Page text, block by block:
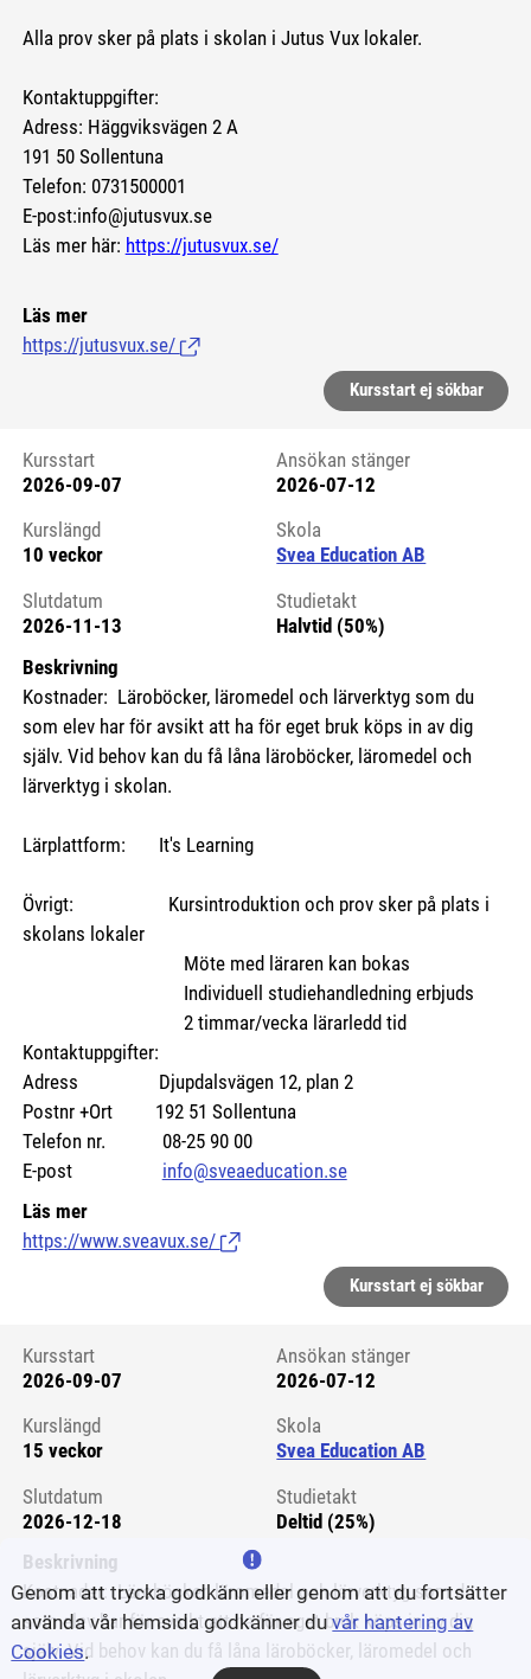
Alla prov sker på plats i skolan i Jutus Vux lokaler.
Kontaktuppgifter:
Adress: Häggviksvägen 2 A
191 50 Sollentuna
Telefon: 0731500001
E-post:info@jutusvux.se
Läs mer här: https://jutusvux.se/
Läs mer
https://jutusvux.se/ (Länk till extern sida.)
Kursstart ej sökbar
Kursstart 6215997
Kursstart
2026-09-07
Ansökan stänger
2026-07-12
Kurslängd
10 veckor
Skola
Svea Education AB
Slutdatum
2026-11-13
Studietakt
Halvtid (50%)
Beskrivning
Kostnader: Läroböcker, läromedel och lärverktyg som du
som elev har för avsikt att ha för eget bruk köps in av dig
själv. Vid behov kan du få låna läroböcker, läromedel och
lärverktyg i skolan.
Lärplattform: It's Learning
Övrigt: Kursintroduktion och prov sker på plats i
skolans lokaler
Möte med läraren kan bokas
Individuell studiehandledning erbjuds
2 timmar/vecka lärarledd tid
Kontaktuppgifter:
Adress Djupdalsvägen 12, plan 2
Postnr +Ort 192 51 Sollentuna
Telefon nr. 08-25 90 00
E-post info@sveaeducation.se
Läs mer
https://www.sveavux.se/ (Länk till extern sida.)
Kursstart ej sökbar
Kursstart 6216648
Kursstart
2026-09-07
Ansökan stänger
2026-07-12
Kurslängd
15 veckor
Skola
Svea Education AB
Slutdatum
2026-12-18
Studietakt
Deltid (25%)
Beskrivning
Kostnader: Läroböcker, läromedel och lärverktyg som du
som elev har för avsikt att ha för eget bruk köps in av dig
själv. Vid behov kan du få låna läroböcker, läromedel och
Genom att trycka godkänn eller genom att du fortsätter
använda vår hemsida godkänner duvår hantering av
Cookies.